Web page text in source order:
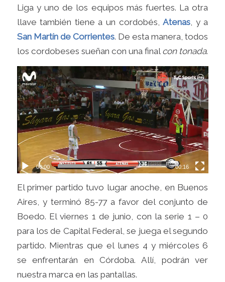
Liga y uno de los equipos más fuertes. La otra
llave también tiene a un cordobés,Atenas , y a
San Martín de Corrientes. De esta manera, todos
los cordobeses sueñan con una final con tonada.
00:00 00:16
El primer partido tuvo lugar anoche, en Buenos
Aires, y terminó 85-77 a favor del conjunto de
Boedo. El viernes 1 de junio, con la serie 1 – 0
para los de Capital Federal, se juega el segundo
partido. Mientras que el lunes 4 y miércoles 6
se enfrentarán en Córdoba. Allí, podrán ver
nuestra marca en las pantallas.